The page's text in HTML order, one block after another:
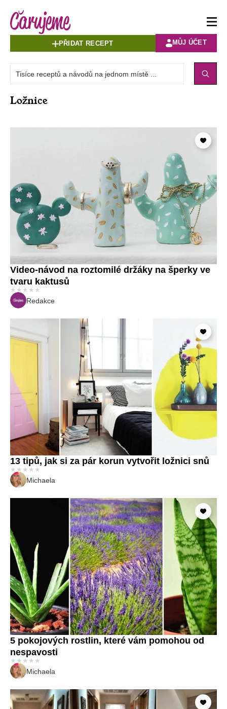
PŘIDAT RECEPT MŮJ ÚČET
Ložnice
Video-návod na roztomilé držáky na šperky ve
tvaru kaktusů
★ ★ ★ ★ ★
Redakce
13 tipů, jak si za pár korun vytvořit ložnici snů
★ ★ ★ ★ ★
Michaela
5 pokojových rostlin, které vám pomohou od
nespavosti
★ ★ ★ ★ ★
Michaela